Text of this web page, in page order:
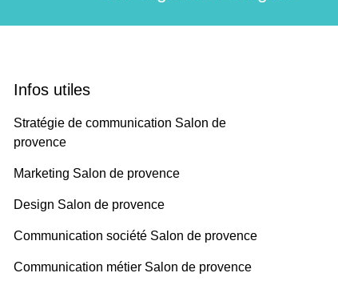
Infos utiles
Stratégie de communication Salon de
provence
Marketing Salon de provence
Design Salon de provence
Communication société Salon de provence
Communication métier Salon de provence